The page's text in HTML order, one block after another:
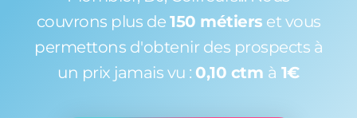
couvrons plus de 150 métiers et vous
permettons d'obtenir des prospects à
un prix jamais vu : 0,10 ctm à 1€